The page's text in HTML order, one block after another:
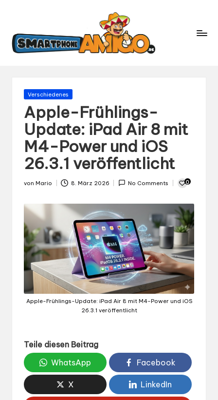
m
a
rt
in
der
Mobilfunk
Gepostet
Verschiedenes
Apple-Frühlings-
Update: iPad Air 8 mit
M4-Power und iOS
26.3.1 veröffentlicht
Gepostet
von Mario 8. März 2026 No Comments 0
Apple-Frühlings-Update: iPad Air 8 mit M4-Power und iOS
26.3.1 veröffentlicht
Teile diesen Beitrag
WhatsApp
Facebook
X LinkedIn